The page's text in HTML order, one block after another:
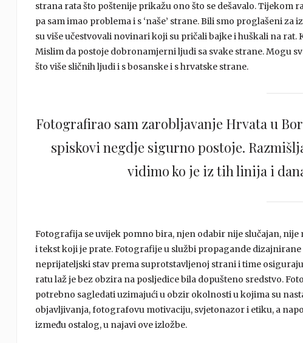
strana rata što poštenije prikažu ono što se dešavalo. Tijekom
pa sam imao problema i s ‘naše’ strane. Bili smo proglašeni
su više učestvovali novinari koji su pričali bajke i huškali na
Mislim da postoje dobronamjerni ljudi sa svake strane. Mogu
što više sličnih ljudi i s bosanske i s hrvatske strane.
Fotografirao sam zarobljavanje Hrvata u
spiskovi negdje sigurno postoje.
vidimo ko je iz tih linija i
Fotografija se uvijek pomno bira, njen odabir nije slučajan,
i tekst koji je prate. Fotografije u službi propagande
neprijateljski stav prema suprotstavljenoj strani i time
ratu laž je bez obzira na posljedice bila dopušteno sredstvo.
potrebno sagledati uzimajući u obzir okolnosti u kojima su
objavljivanja, fotografovu motivaciju, svjetonazor i etiku, a
između ostalog, u najavi ove izložbe.